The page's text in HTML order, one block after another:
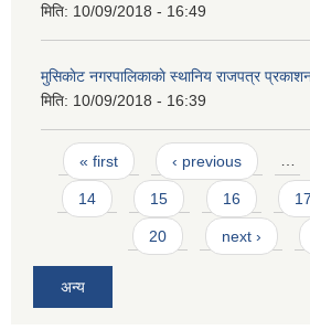
मिति: 10/09/2018 - 16:49
मुसिकाेट नगरपालिकाकाे स्थानिय राजपत्र
मिति: 10/09/2018 - 16:39
Pages
« first ‹ previous …
14 15 16 17
20 next ›
अन्य